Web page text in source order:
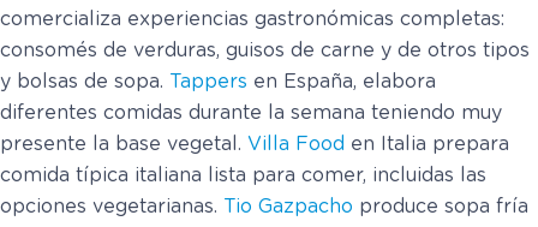
comercializa experiencias gastronómicas completas:
consomés de verduras, guisos de carne y de otros tipos
y bolsas de sopa. Tappers en España, elabora
diferentes comidas durante la semana teniendo muy
presente la base vegetal. Villa Food en Italia prepara
comida típica italiana lista para comer, incluidas las
opciones vegetarianas. Tio Gazpacho produce sopa fría